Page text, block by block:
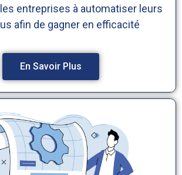
entreprises à automatiser leurs
afin de gagner en efficacité
En Savoir Plus